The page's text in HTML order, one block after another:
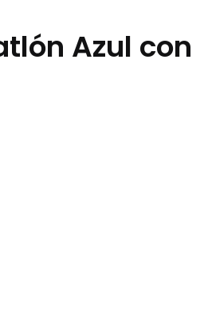
Azul con